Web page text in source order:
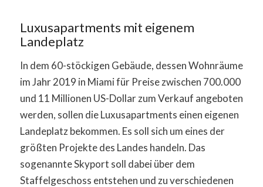
Luxusapartments mit eigenem
Landeplatz
In dem 60-stöckigen Gebäude, dessen Wohnräume
im Jahr 2019 in Miami für Preise zwischen 700.000
und 11 Millionen US-Dollar zum Verkauf angeboten
werden, sollen die Luxusapartments einen eigenen
Landeplatz bekommen. Es soll sich um eines der
größten Projekte des Landes handeln. Das
sogenannte Skyport soll dabei über dem
Staffelgeschoss entstehen und zu verschiedenen